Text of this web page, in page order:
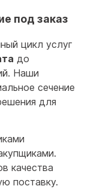
под заказ
цикл услуг
до
Наши
сечение
для
качества
поставку.